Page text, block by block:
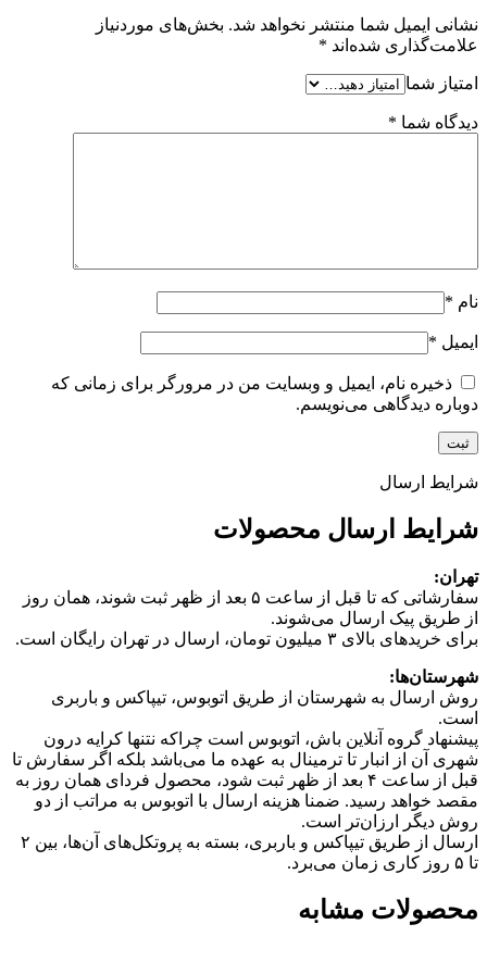
نشانی ایمیل شما منتشر نخواهد شد. بخش‌های موردنیاز
علامت‌گذاری شده‌اند *
امتیاز شما
دیدگاه شما *
نام *
ایمیل *
ذخیره نام، ایمیل و وبسایت من در مرورگر برای زمانی که
دوباره دیدگاهی می‌نویسم.
شرایط ارسال
شرایط ارسال محصولات
تهران:
سفارشاتی که تا قبل از ساعت ۵ بعد از ظهر ثبت شوند، همان روز
از طریق پیک ارسال می‌شوند.
برای خریدهای بالای ۳ میلیون تومان، ارسال در تهران رایگان است.
شهرستان‌ها:
روش ارسال به شهرستان از طریق اتوبوس، تیپاکس و باربری
است.
پیشنهاد گروه آنلاین باش، اتوبوس است چرا‌که نتنها کرایه درون
شهری آن از انبار تا ترمینال به عهده ما می‌باشد بلکه اگر سفارش تا
قبل از ساعت ۴ بعد از ظهر ثبت شود، محصول فردای همان روز به
مقصد خواهد رسید. ضمنا هزینه ارسال با اتوبوس به مراتب از دو
روش دیگر ارزان‌تر است.
ارسال از طریق تیپاکس و باربری، بسته به پروتکل‌های آن‌ها، بین ۲
تا ۵ روز کاری زمان می‌برد.
محصولات مشابه